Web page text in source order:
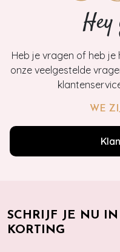
Hey
Heb je vragen of heb je
onze veelgestelde
WE
SCHRIJF JE NU
KORTING